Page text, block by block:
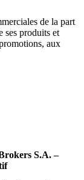
de la part
produits et
aux
S.A. –